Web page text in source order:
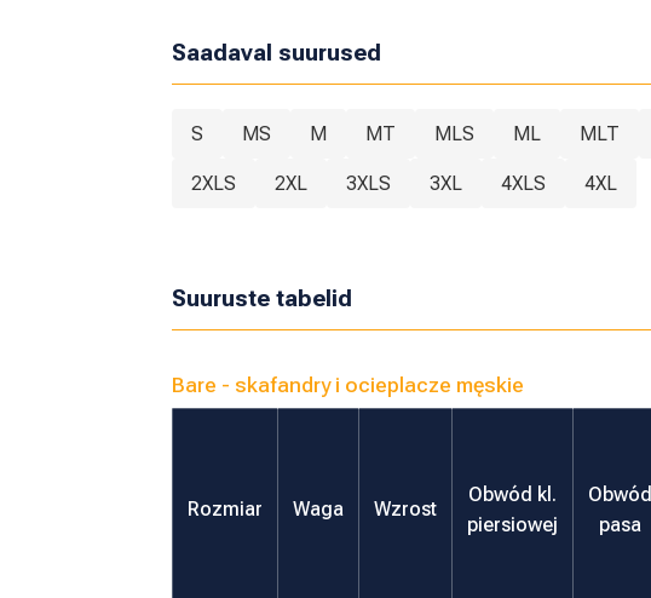
Saadaval suurused
S MS M MT MLS ML MLT
2XLS 2XL 3XLS 3XL 4XLS 4XL
Suuruste tabelid
Bare - skafandry i ocieplacze męskie
Rozmiar Waga Wzrost
Obwód kl.
piersiowej
Obwód
pasa